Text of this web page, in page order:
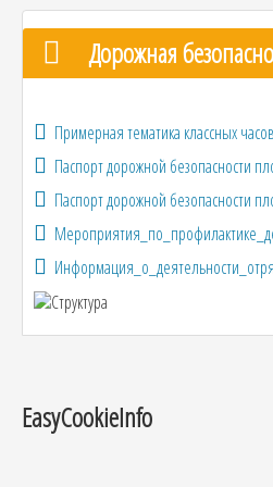
Дорожная
Примерная тематика классных
Паспорт дорожной безопасности
Паспорт дорожной безопасности
EasyCookieInfo